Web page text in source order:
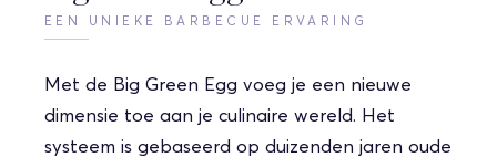
EEN UNIEKE BARBECUE ERVARING
Met de Big Green Egg voeg je een nieuwe
dimensie toe aan je culinaire wereld. Het
systeem is gebaseerd op duizenden jaren oude